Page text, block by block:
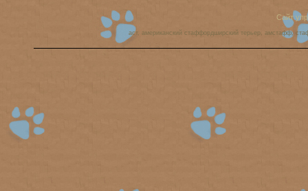
Сайт
аст, американский стаффордширский терьер, амстафф,